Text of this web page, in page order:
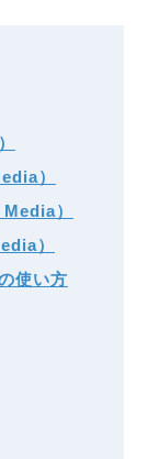
）
）
）
使い方